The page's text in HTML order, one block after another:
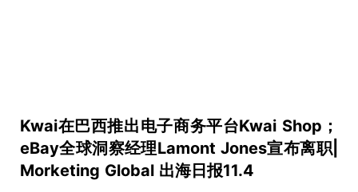
Kwai在巴西推出电子商务平台Kwai Shop；
eBay全球洞察经理Lamont Jones宣布离职|
Morketing Global 出海日报11.4